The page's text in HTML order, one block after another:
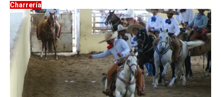
Charrería